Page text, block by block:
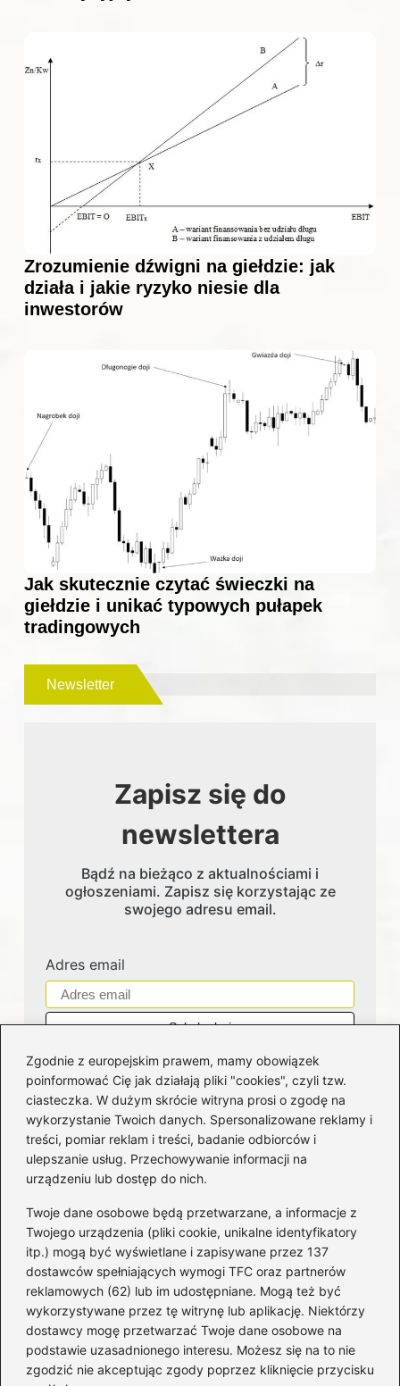
Zgodnie z europejskim prawem, mamy obowiązek
poinformować Cię jak działają pliki "cookies", czyli tzw.
ciasteczka. W dużym skrócie witryna prosi o zgodę na
wykorzystanie Twoich danych. Spersonalizowane reklamy i
treści, pomiar reklam i treści, badanie odbiorców i
ulepszanie usług. Przechowywanie informacji na
urządzeniu lub dostęp do nich.
Twoje dane osobowe będą przetwarzane, a informacje z
Twojego urządzenia (pliki cookie, unikalne identyfikatory
itp.) mogą być wyświetlane i zapisywane przez 137
dostawców spełniających wymogi TFC oraz partnerów
reklamowych (62) lub im udostępniane. Mogą też być
wykorzystywane przez tę witrynę lub aplikację. Niektórzy
dostawcy mogę przetwarzać Twoje dane osobowe na
podstawie uzasadnionego interesu. Możesz się na to nie
zgodzić nie akceptując zgody poprzez kliknięcie przycisku
Zrozumienie dźwigni na giełdzie: jak
działa i jakie ryzyko niesie dla
inwestorów
Jak skutecznie czytać świeczki na
giełdzie i unikać typowych pułapek
tradingowych
Newsletter
Zapisz się do
newslettera
Bądź na bieżąco z aktualnościami i
ogłoszeniami. Zapisz się korzystając ze
swojego adresu email.
Adres email
Kategorie
Bankowość (182)
Fundusze
(36)
Giełda(28)
Inwestycje(49)
Rentowność(32)
Rozliczenia(196)
Świadczenia socjalne(59)
Waluty(21)
Windykacja(49)